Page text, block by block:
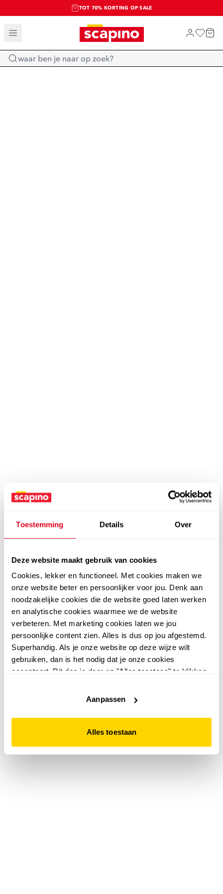
Toestemming Details Over
Deze website maakt gebruik van cookies
Cookies, lekker en functioneel. Met cookies maken we
onze website beter en persoonlijker voor jou. Denk aan
noodzakelijke cookies die de website goed laten werken
en analytische cookies waarmee we de website
verbeteren. Met marketing cookies laten we jou
persoonlijke content zien. Alles is dus op jou afgestemd.
Superhandig. Als je onze website op deze wijze wilt
gebruiken, dan is het nodig dat je onze cookies
accepteert. Dit doe je door op "Alles toestaan" te klikken.
website niet optimaal functioneert.
Aanpassen
Alles toestaan
TOT 70% KORTING OP SALE
SALE: LAATSTE KANS!
SHOP NIEUW
Home